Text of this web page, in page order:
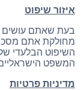
איזור שיפוט
בעת שאתם עושים
מחולקת אתם
השיפוט הבלעדי
המשפט
מדיניות פרטיות